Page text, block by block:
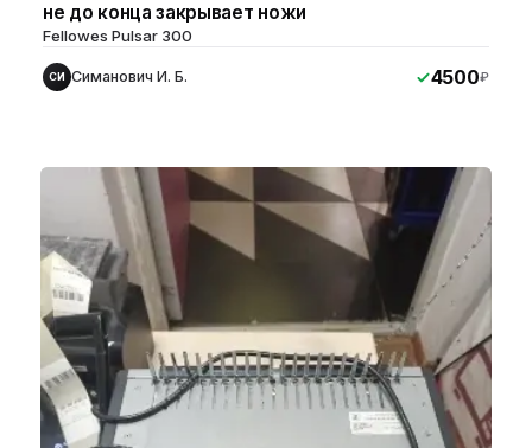
не до конца закрывает ножи
Fellowes Pulsar 300
СИ Симанович И. Б. 4500₽